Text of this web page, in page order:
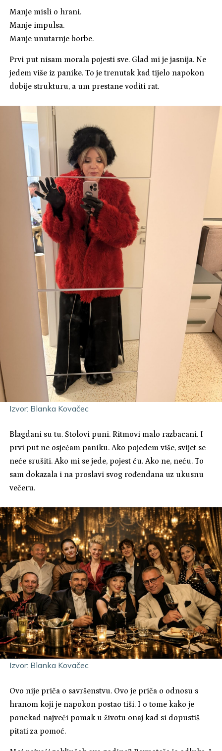
Manje misli o hrani.
Manje impulsa.
Manje unutarnje borbe.
Prvi put nisam morala pojesti sve. Glad mi je jasnija. Ne
jedem više iz panike. To je trenutak kad tijelo napokon
dobije strukturu, a um prestane voditi rat.
Izvor: Blanka Kovačec
Blagdani su tu. Stolovi puni. Ritmovi malo razbacani. I
prvi put ne osjećam paniku. Ako pojedem više, svijet se
neće srušiti. Ako mi se jede, pojest ću. Ako ne, neću. To
sam dokazala i na proslavi svog rođendana uz ukusnu
večeru.
Izvor: Blanka Kovačec
Ovo nije priča o savršenstvu. Ovo je priča o odnosu s
hranom koji je napokon postao tiši. I o tome kako je
ponekad najveći pomak u životu onaj kad si dopustiš
pitati za pomoć.